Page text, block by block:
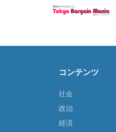
コンテンツ
社会
政治
経済